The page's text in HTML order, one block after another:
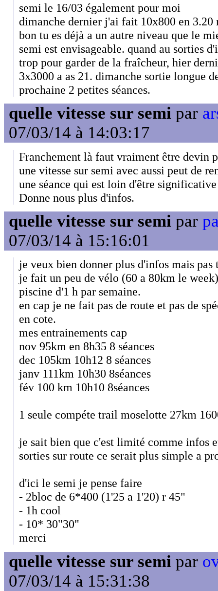
semi le 16/03 également pour moi
dimanche dernier j'ai fait 10x800 en 3.20
bon tu es déjà a un autre niveau que le
semi est envisageable. quand au sorties
trop pour garder de la fraîcheur, hier
3x3000 a as 21. dimanche sortie longue
prochaine 2 petites séances.
quelle vitesse sur semi par
07/03/14 à 14:03:17
Franchement là faut vraiment être devin
une vitesse sur semi avec aussi peut de
une séance qui est loin d'être
Donne nous plus d'infos.
quelle vitesse sur semi par
07/03/14 à 15:16:01
je veux bien donner plus d'infos mais pas
je fait un peu de vélo (60 a 80km le
piscine d'1 h par semaine.
en cap je ne fait pas de route et pas de
en cote.
mes entrainements cap
nov 95km en 8h35 8 séances
dec 105km 10h12 8 séances
janv 111km 10h30 8séances
fév 100 km 10h10 8séances
1 seule compéte trail moselotte 27km
je sait bien que c'est limité comme infos
sorties sur route ce serait plus simple a
d'ici le semi je pense faire
- 2bloc de 6*400 (1'25 a 1'20) r 45"
- 1h cool
- 10* 30"30"
merci
quelle vitesse sur semi par
07/03/14 à 15:31:38